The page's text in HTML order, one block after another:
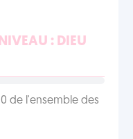
: DIEU
de l'ensemble des